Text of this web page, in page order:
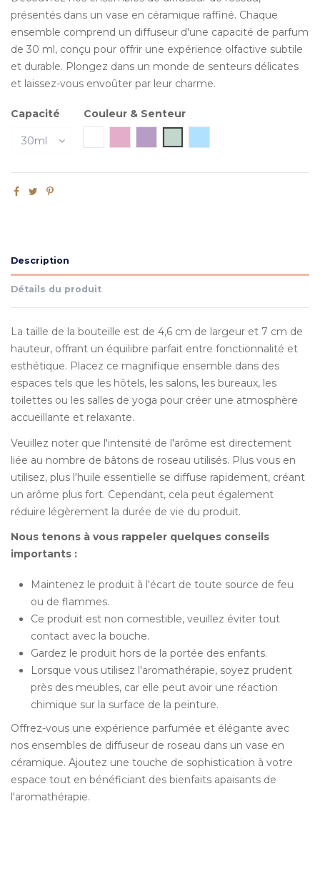
présentés dans un vase en céramique raffiné. Chaque
ensemble comprend un diffuseur d'une capacité de parfum
de 30 ml, conçu pour offrir une expérience olfactive subtile
et durable. Plongez dans un monde de senteurs délicates
et laissez-vous envoûter par leur charme.
Capacité
Couleur & Senteur
Description
Détails du produit
La taille de la bouteille est de 4,6 cm de largeur et 7 cm de
hauteur, offrant un équilibre parfait entre fonctionnalité et
esthétique. Placez ce magnifique ensemble dans des
espaces tels que les hôtels, les salons, les bureaux, les
toilettes ou les salles de yoga pour créer une atmosphère
accueillante et relaxante.
Veuillez noter que l'intensité de l'arôme est directement
liée au nombre de bâtons de roseau utilisés. Plus vous en
utilisez, plus l'huile essentielle se diffuse rapidement, créant
un arôme plus fort. Cependant, cela peut également
réduire légèrement la durée de vie du produit.
Nous tenons à vous rappeler quelques conseils
importants :
Maintenez le produit à l'écart de toute source de feu
ou de flammes.
Ce produit est non comestible, veuillez éviter tout
contact avec la bouche.
Gardez le produit hors de la portée des enfants.
Lorsque vous utilisez l'aromathérapie, soyez prudent
près des meubles, car elle peut avoir une réaction
chimique sur la surface de la peinture.
Offrez-vous une expérience parfumée et élégante avec
nos ensembles de diffuseur de roseau dans un vase en
céramique. Ajoutez une touche de sophistication à votre
espace tout en bénéficiant des bienfaits apaisants de
l'aromathérapie.